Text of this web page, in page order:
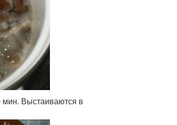
мин. Выстаиваются в